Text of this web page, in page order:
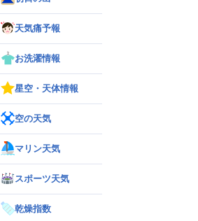
天気】天気のカギは3つの台風
天気痛予報
お洗濯情報
星空・天体情報
空の天気
マリン天気
スポーツ天気
乾燥指数